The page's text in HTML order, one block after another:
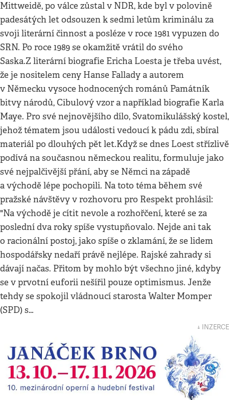
Mittweidě, po válce zůstal v NDR, kde byl v polovině
padesátých let odsouzen k sedmi letům kriminálu za
svoji literární činnost a posléze v roce 1981 vypuzen do
SRN. Po roce 1989 se okamžitě vrátil do svého
Saska.Z literární biografie Ericha Loesta je třeba uvést,
že je nositelem ceny Hanse Fallady a autorem
v Německu vysoce hodnocených románů Památník
bitvy národů, Cibulový vzor a například biografie Karla
Maye. Pro své nejnovějšího dílo, Svatomikulášský kostel,
jehož tématem jsou události vedoucí k pádu zdi, sbíral
materiál po dlouhých pět let.Když se dnes Loest střízlivě
podívá na současnou německou realitu, formuluje jako
své nejpalčivější přání, aby se Němci na západě
a východě lépe pochopili. Na toto téma během své
pražské návštěvy v rozhovoru pro Respekt prohlásil:
"Na východě je cítit nevole a rozhořčení, které se za
poslední dva roky spíše vystupňovalo. Nejde ani tak
o racionální postoj, jako spíše o zklamání, že se lidem
hospodářsky nedaří právě nejlépe. Rajské zahrady si
dávají načas. Přitom by mohlo být všechno jiné, kdyby
se v prvotní euforii nešířil pouze optimismus. Jenže
tehdy se spokojil vládnoucí starosta Walter Momper
(SPD) s…
↓ INZERCE